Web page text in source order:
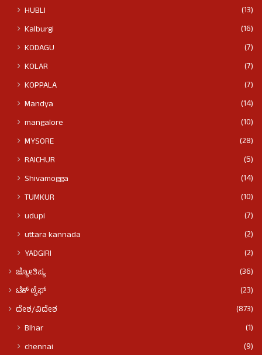
HUBLI
(13)
Kalburgi
(16)
KODAGU
(7)
KOLAR
(7)
KOPPALA
(7)
Mandya
(14)
mangalore
(10)
MYSORE
(28)
RAICHUR
(5)
Shivamogga
(14)
TUMKUR
(10)
udupi
(7)
uttara kannada
(2)
YADGIRI
(2)
ಜ್ಯೋತಿಷ್ಯ
(36)
ಟೆಕ್ ಲೈಫ್
(23)
ದೇಶ/ವಿದೇಶ
(873)
BIhar
(1)
chennai
(9)